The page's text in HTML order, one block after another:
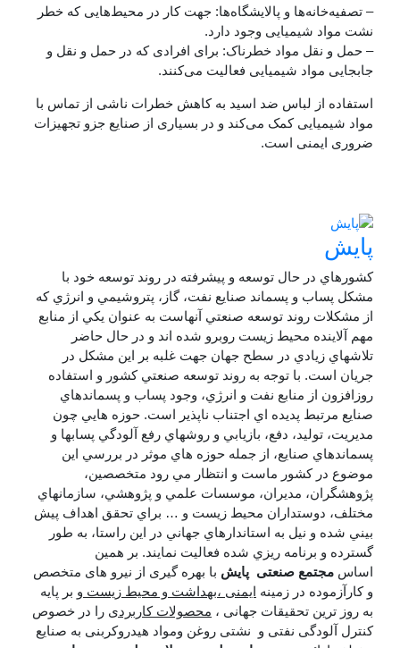
– تصفیه‌خانه‌ها و پالایشگاه‌ها: جهت کار در محیط‌هایی که خطر
نشت مواد شیمیایی وجود دارد.
– حمل و نقل مواد خطرناک: برای افرادی که در حمل و نقل و
جابجایی مواد شیمیایی فعالیت می‌کنند.
استفاده از لباس ضد اسید به کاهش خطرات ناشی از تماس با
مواد شیمیایی کمک می‌کند و در بسیاری از صنایع جزو تجهیزات
ضروری ایمنی است.
پایش
كشورهاي در حال توسعه و پيشرفته در روند توسعه خود با
مشكل پساب و پسماند صنايع نفت، گاز، پتروشيمي و انرژي كه
از مشكلات روند توسعه صنعتي آنهاست به عنوان يكي از منابع
مهم آلاينده محيط زيست روبرو شده اند و در حال حاضر
تلاشهاي زيادي در سطح جهان جهت غلبه بر اين مشكل در
جريان است. با توجه به روند توسعه صنعتي كشور و استفاده
روزافزون از منابع نفت و انرژي، وجود پساب و پسماندهاي
صنايع مرتبط پديده اي اجتناب ناپذير است. حوزه هايي چون
مديريت، توليد، دفع، بازيابي و روشهاي رفع آلودگي پسابها و
پسماندهاي صنايع، از جمله حوزه هاي موثر در بررسي اين
موضوع در كشور ماست و انتظار مي رود متخصصين،
پژوهشگران، مديران، موسسات علمي و پژوهشي، سازمانهاي
مختلف، دوستداران محيط زيست و … براي تحقق اهداف پيش
بيني شده و نيل به استاندارهاي جهاني در اين راستا، به طور
گسترده و برنامه ريزي شده فعاليت نمايند. بر همین
اساسمجتمع صنعتی پایشبا بهره گیری از نیرو های متخصص
و کارآزموده در زمینهایمنی ،بهداشت و محیط زیستو بر پایه
به روز ترین تحقیقات جهانی ،محصولات کاربردیرا در خصوص
کنترل آلودگی نفتی و نشتی روغن ومواد هیدروکربنی به صنایع